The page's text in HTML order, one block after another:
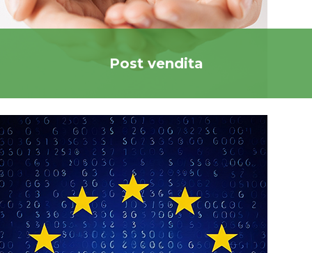
Post vendita